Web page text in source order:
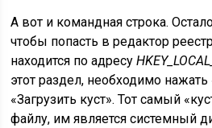
А вот и командная строка.
чтобы попасть в редактор
находится по адресу
этот раздел, необходимо
«Загрузить куст». Тот самый
файлу, им является системный